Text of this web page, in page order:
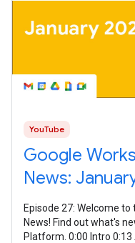
YouTube
Google
News:
Episode 27: Welcome
News! Find out what's
Platform. 0:00 Intro